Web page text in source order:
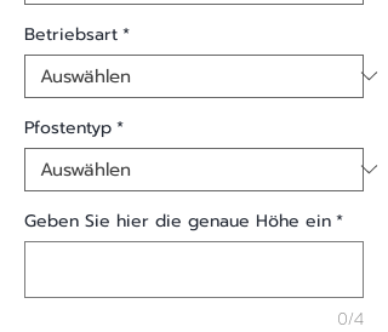
Betriebsart*
Pfostentyp*
Geben Sie hier die genaue Höhe ein*
0/4